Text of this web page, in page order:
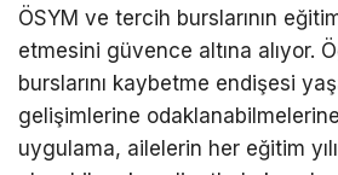
ÖSYM ve tercih burslarının
etmesini güvence altına alıyor.
burslarını kaybetme endişesi
gelişimlerine
uygulama, ailelerin her eğitim